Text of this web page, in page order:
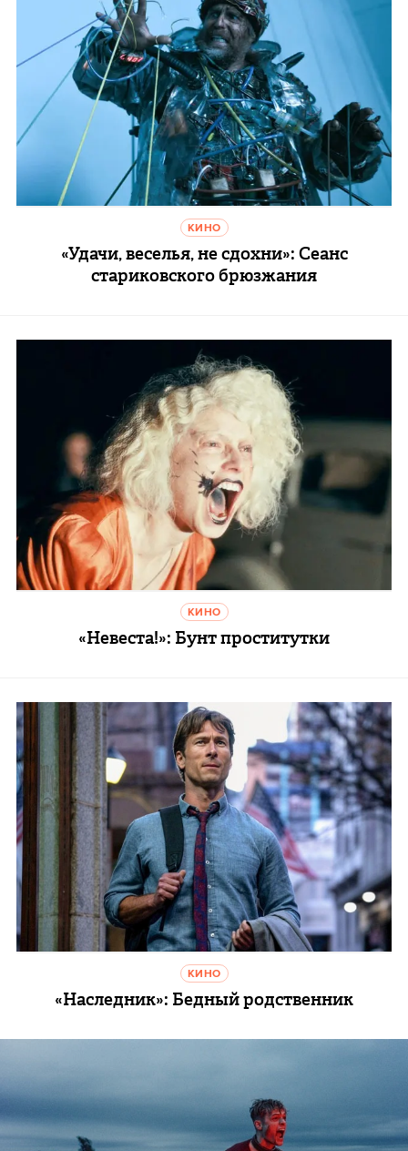
КИНО
«Удачи, веселья, не сдохни»: Сеанс
стариковского брюзжания
КИНО
«Невеста!»: Бунт проститутки
КИНО
«Наследник»: Бедный родственник